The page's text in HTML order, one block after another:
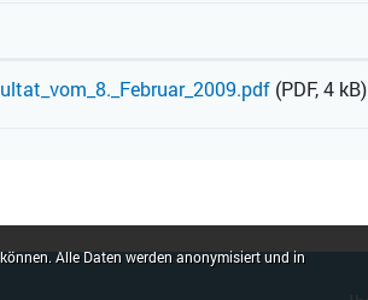
(PDF, 4 kB)
Alle Daten werden anonymisiert und in